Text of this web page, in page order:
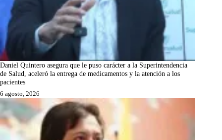
Daniel Quintero asegura que le puso carácter a la Superintendencia
de Salud, aceleró la entrega de medicamentos y la atención a los
pacientes
6 agosto, 2026